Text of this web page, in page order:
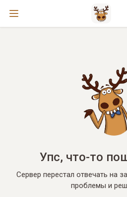
Упс, что-то
Сервер перестал отвечать на
проблемы и